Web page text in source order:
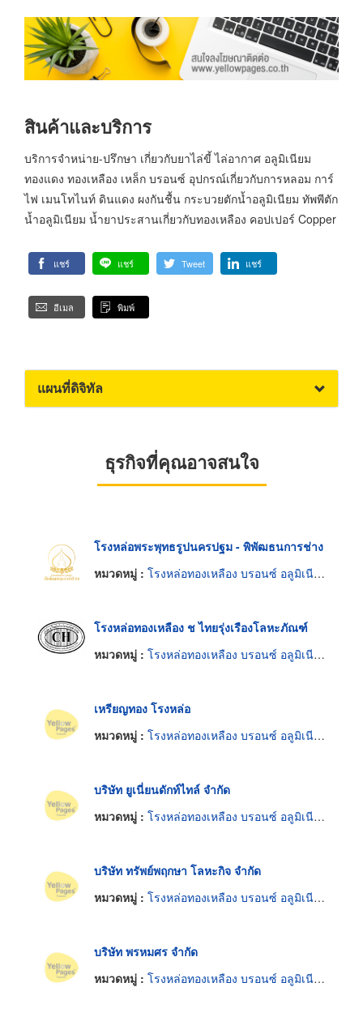
สินค้าและบริการ
บริการจำหน่าย-ปรึกษา เกี่ยวกับยาไล่ขี้ ไล่อากาศ อลูมิเนียม
ทองแดง ทองเหลือง เหล็ก บรอนซ์ อุปกรณ์เกี่ยวกับการหลอม การ์
ไฟ เมนโทไนท์ ดินแดง ผงกันชื้น กระบวยตักน้ำอลูมิเนียม ทัพพีตัก
น้ำอลูมิเนียม น้ำยาประสานเกี่ยวกับทองเหลือง คอปเปอร์ Copper
แชร์ แชร์ Tweet แชร์
อีเมล พิมพ์
แผนที่ดิจิทัล
ธุรกิจที่คุณอาจสนใจ
โรงหล่อพระพุทธรูปนครปฐม - พิพัฒธนการช่าง
หมวดหมู่ : โรงหล่อทองเหลือง บรอนซ์ อลูมิเนียมและแมกนีเซียม
โรงหล่อทองเหลือง ช ไทยรุ่งเรืองโลหะภัณฑ์
หมวดหมู่ : โรงหล่อทองเหลือง บรอนซ์ อลูมิเนียมและแมกนีเซียม
เหรียญทอง โรงหล่อ
หมวดหมู่ : โรงหล่อทองเหลือง บรอนซ์ อลูมิเนียมและแมกนีเซียม
บริษัท ยูเนี่ยนดักท์ไทล์ จำกัด
หมวดหมู่ : โรงหล่อทองเหลือง บรอนซ์ อลูมิเนียมและแมกนีเซียม
บริษัท ทรัพย์พฤกษา โลหะกิจ จำกัด
หมวดหมู่ : โรงหล่อทองเหลือง บรอนซ์ อลูมิเนียมและแมกนีเซียม
บริษัท พรหมศร จำกัด
หมวดหมู่ : โรงหล่อทองเหลือง บรอนซ์ อลูมิเนียมและแมกนีเซียม